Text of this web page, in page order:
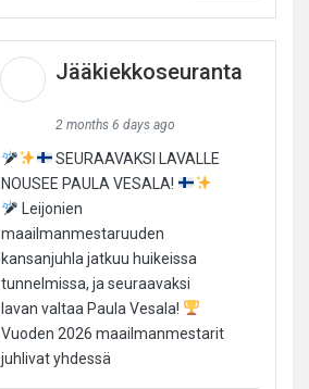
Jääkiekkoseuranta
2 months 6 days ago
SEURAAVAKSI LAVALLE
NOUSEE PAULA VESALA!
Leijonien
maailmanmestaruuden
kansanjuhla jatkuu huikeissa
tunnelmissa, ja seuraavaksi
lavan valtaa Paula Vesala!
Vuoden 2026 maailmanmestarit
juhlivat yhdessä